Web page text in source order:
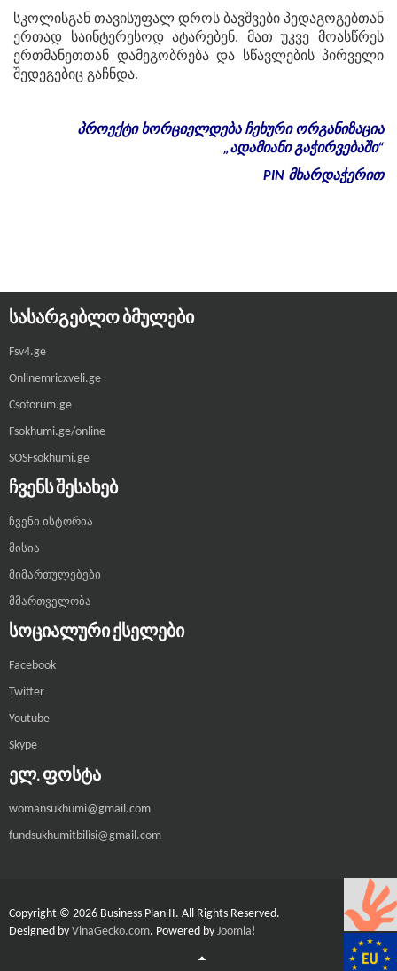
სკოლისგან თავისუფალ დროს ბავშვები პედაგოგებთან
ერთად საინტერესოდ ატარებენ. მათ უკვე მოასწრეს
ერთმანეთთან დამეგობრება და სწავლების პირველი
შედეგებიც გაჩნდა.
პროექტი ხორციელდება ჩეხური ორგანიზაცია
„ადამიანი გაჭირვებაში“
PIN მხარდაჭერით
ᲡᲐᲡᲐᲠᲒᲔᲑᲚᲝ ᲑᲛᲣᲚᲔᲑᲘ
Fsv4.ge
Onlinemricxveli.ge
Csoforum.ge
Fsokhumi.ge/online
SOSFsokhumi.ge
ᲩᲕᲔᲜᲡ ᲨᲔᲡᲐᲮᲔᲑ
ჩვენი ისტორია
მისია
მიმართულებები
მმართველობა
ᲡᲝᲪᲘᲐᲚᲣᲠᲘ ᲥᲡᲔᲚᲔᲑᲘ
Facebook
Twitter
Youtube
Skype
ᲔᲚ. ᲤᲝᲡᲢᲐ
womansukhumi@gmail.com
fundsukhumitbilisi@gmail.com
Copyright © 2026 Business Plan II. All Rights Reserved.
Designed by VinaGecko.com. Powered by Joomla!